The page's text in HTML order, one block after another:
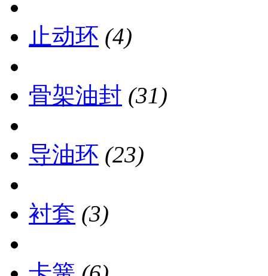
止动环 (4)
骨架油封 (31)
导油环 (23)
衬套 (3)